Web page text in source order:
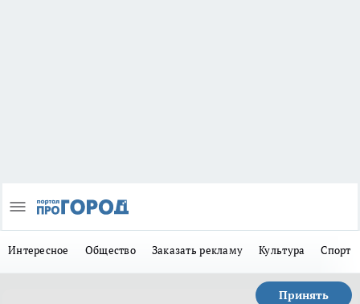
Интересное Общество Заказать рекламу Культура Спорт
Принять